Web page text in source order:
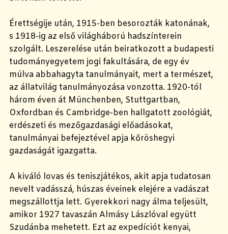
Érettségije után, 1915-ben besorozták katonának,
s 1918-ig az első világháború hadszínterein
szolgált. Leszerelése után beiratkozott a budapesti
tudományegyetem jogi fakultására, de egy év
múlva abbahagyta tanulmányait, mert a természet,
az állatvilág tanulmányozása vonzotta. 1920-tól
három éven át Münchenben, Stuttgartban,
Oxfordban és Cambridge-ben hallgatott zoológiát,
erdészeti és mezőgazdasági előadásokat,
tanulmányai befejeztével apja kőröshegyi
gazdaságát igazgatta.
A kiváló lovas és teniszjátékos, akit apja tudatosan
nevelt vadásszá, húszas éveinek elejére a vadászat
megszállottja lett. Gyerekkori nagy álma teljesült,
amikor 1927 tavaszán Almásy Lászlóval együtt
Szudánba mehetett. Ezt az expedíciót kenyai,